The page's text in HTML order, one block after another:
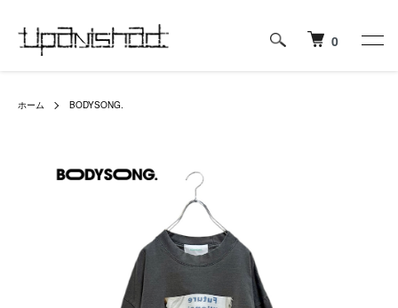
0
ホーム BODYSONG.